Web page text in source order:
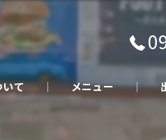
いて メニュー